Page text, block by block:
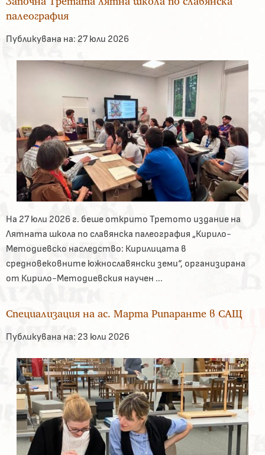
палеография
Публикувана на: 27 юли 2026
На 27 юли 2026 г. беше открито Третото издание на
Лятната школа по славянска палеография „Кирило-
Методиевско наследство: Кирилицата в
средновековните южнославянски земи“, организирана
от Кирило-Методиевския научен ...
Специализация на ас. Марта Рипаранте в САЩ
Публикувана на: 23 юли 2026